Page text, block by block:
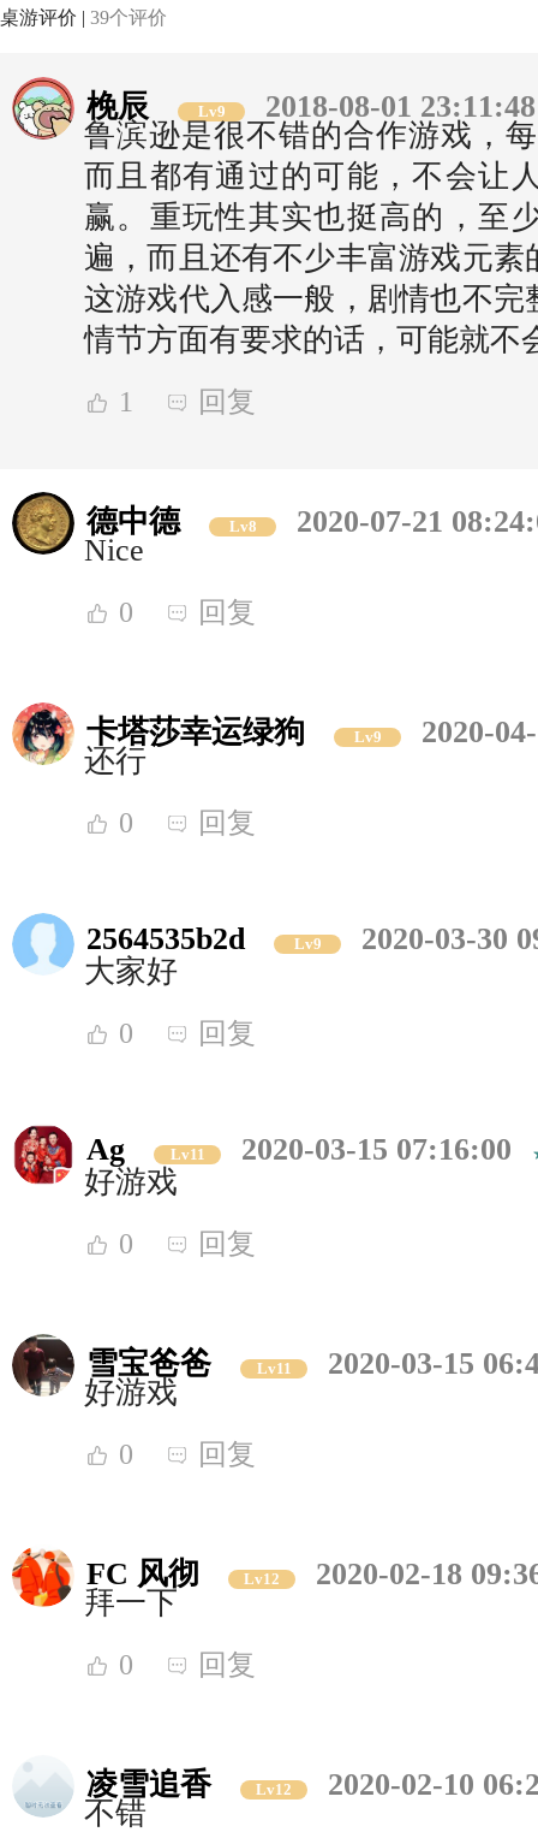
桌游评价 | 39个评价
梚辰 Lv9
2018-08-01 23:11:48
鲁滨逊是很不错的合作游戏，
而且都有通过的可能，不会让
赢。重玩性其实也挺高的，至
遍，而且还有不少丰富游戏元
这游戏代入感一般，剧情也不
情节方面有要求的话，可能就不
1 回复
德中德 Lv8
2020-07-21
Nice
0 回复
卡塔莎幸运绿狗 Lv9
2020-
还行
0 回复
2564535b2d Lv9
2020-03-30
大家好
0 回复
Ag Lv11
2020-03-15 07:16:00
好游戏
0 回复
雪宝爸爸 Lv11
2020-03-15
好游戏
0 回复
FC 风彻 Lv12
2020-02-18
拜一下
0 回复
凌雪追香 Lv12
2020-02-10
不错